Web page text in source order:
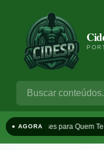
● AGORAFrases para Quem Te